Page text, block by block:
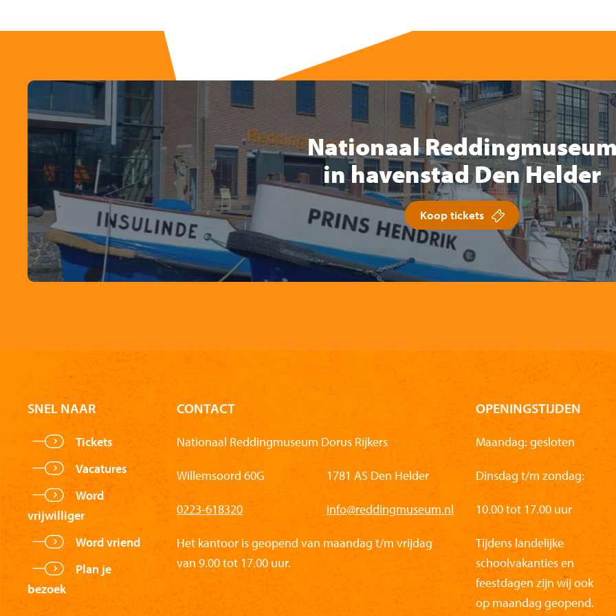
Nationaal
in havenstad Den Helder
Koop tickets
SNEL NAAR
Tickets
Vacatures
Word
vrijwilliger
Word vriend
Plan je
bezoek
CONTACT
Nationaal Reddingmuseum Dorus Rijkers
Willemsoord 60G
0223-618320
1781 AS Den Helder
info@reddingmuseum.nl
Het kantoor is geopend van maandag t/m vrijdag
van 9.00 tot 17.00 uur.
OPENINGSTIJDEN
Maandag: gesloten
Dinsdag t/m zondag:
10.00 tot 17.00 uur
Tijdens landelijke
schoolvakanties en
feestdagen zijn wij ook
op maandag geopend.